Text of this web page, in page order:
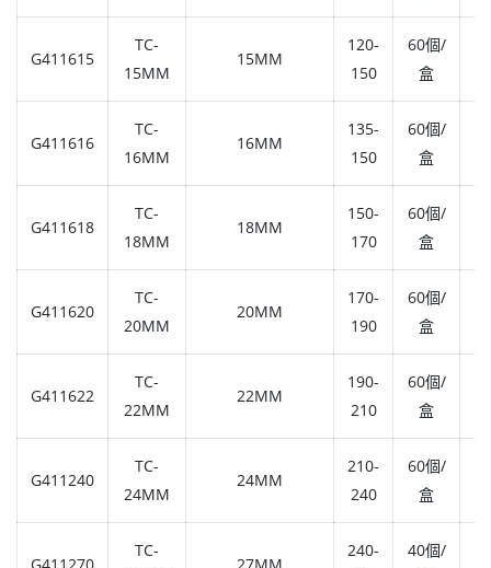
G411615
TC-
15MM
15MM
120-
150
60個/
盒
G411616
TC-
16MM
16MM
135-
150
60個/
盒
G411618
TC-
18MM
18MM
150-
170
60個/
盒
G411620
TC-
20MM
20MM
170-
190
60個/
盒
G411622
TC-
22MM
22MM
190-
210
60個/
盒
G411240
TC-
24MM
24MM
210-
240
60個/
盒
TC-
240-
40個/